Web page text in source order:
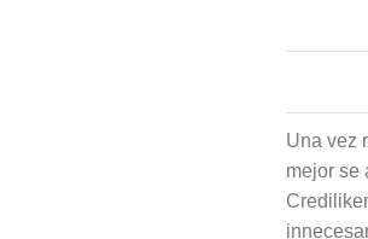
Una vez
mejor se